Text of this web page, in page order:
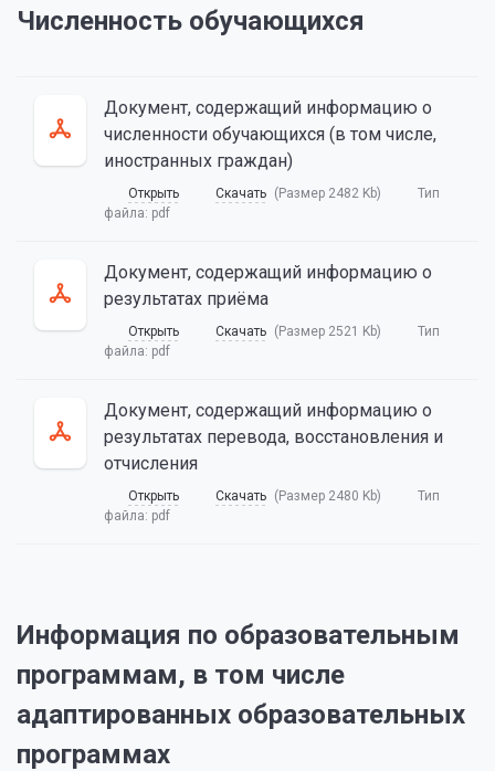
Численность обучающихся
Документ, содержащий информацию о
численности обучающихся (в том числе,
иностранных граждан)
Открыть Скачать (Размер 2482 Kb)
Тип
файла: pdf
Документ, содержащий информацию о
результатах приёма
Открыть Скачать (Размер 2521 Kb)
Тип
файла: pdf
Документ, содержащий информацию о
результатах перевода, восстановления и
отчисления
Открыть Скачать (Размер 2480 Kb)
Тип
файла: pdf
Информация по образовательным
программам, в том числе
адаптированных образовательных
программах